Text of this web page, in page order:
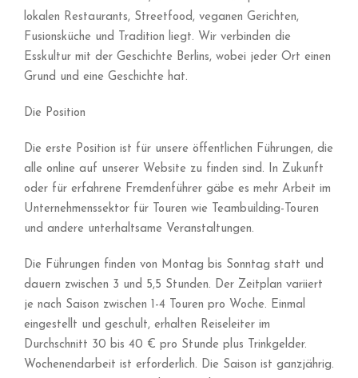
lokalen Restaurants, Streetfood, veganen Gerichten,
Fusionsküche und Tradition liegt. Wir verbinden die
Esskultur mit der Geschichte Berlins, wobei jeder Ort einen
Grund und eine Geschichte hat.
Die Position
Die erste Position ist für unsere öffentlichen Führungen, die
alle online auf unserer Website zu finden sind. In Zukunft
oder für erfahrene Fremdenführer gäbe es mehr Arbeit im
Unternehmenssektor für Touren wie Teambuilding-Touren
und andere unterhaltsame Veranstaltungen.
Die Führungen finden von Montag bis Sonntag statt und
dauern zwischen 3 und 5,5 Stunden. Der Zeitplan variiert
je nach Saison zwischen 1-4 Touren pro Woche. Einmal
eingestellt und geschult, erhalten Reiseleiter im
Durchschnitt 30 bis 40 € pro Stunde plus Trinkgelder.
Wochenendarbeit ist erforderlich. Die Saison ist ganzjährig.